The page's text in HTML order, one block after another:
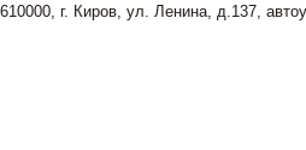
610000, г. Киров, ул. Ленина, д.137,